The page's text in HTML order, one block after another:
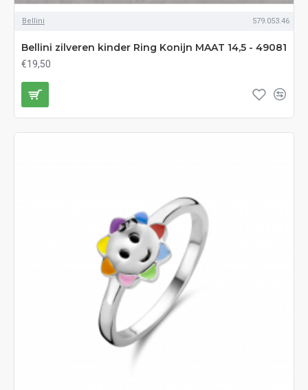
Bellini 579.053.46
Bellini zilveren kinder Ring Konijn MAAT 14,5 - 49081
€19,50